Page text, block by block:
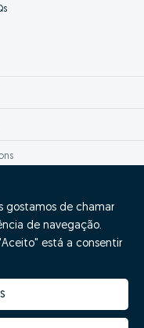
gostamos de chamar
de navegação.
está a consentir